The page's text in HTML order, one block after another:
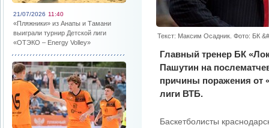
21/07/2026 11:40
«Пляжники» из Анапы и Тамани
выиграли турнир Детской лиги
«ОТЭКО – Energy Volley»
Текст: Максим Осадник. Фото: БК
Главный тренер БК
Пашутин на
причины поражения от
лиги ВТБ.
Баскетболисты